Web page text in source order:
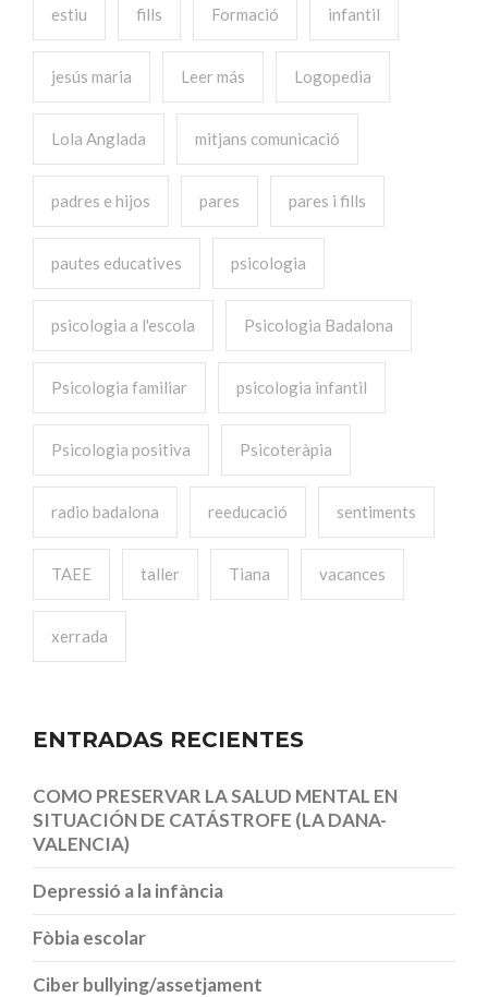
estiu fills Formació infantil
jesús maria Leer más Logopedia
Lola Anglada mitjans comunicació
padres e hijos pares pares i fills
pautes educatives psicologia
psicologia a l'escola Psicologia Badalona
Psicologia familiar psicologia infantil
Psicologia positiva Psicoteràpia
radio badalona reeducació sentiments
TAEE taller Tiana vacances
xerrada
ENTRADAS RECIENTES
COMO PRESERVAR LA SALUD MENTAL EN
SITUACIÓN DE CATÁSTROFE (LA DANA-
VALENCIA)
Depressió a la infància
Fòbia escolar
Ciber bullying/assetjament